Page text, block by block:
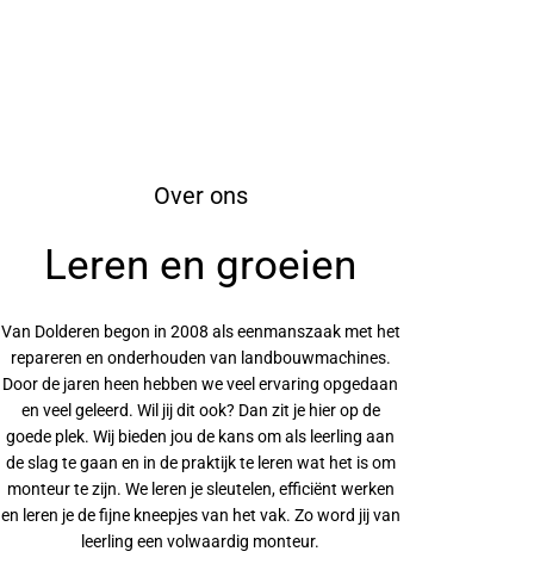
Over ons
Leren en groeien
Van Dolderen begon in 2008 als eenmanszaak met het
repareren en onderhouden van landbouwmachines.
Door de jaren heen hebben we veel ervaring opgedaan
en veel geleerd. Wil jij dit ook? Dan zit je hier op de
goede plek. Wij bieden jou de kans om als leerling aan
de slag te gaan en in de praktijk te leren wat het is om
monteur te zijn. We leren je sleutelen, efficiënt werken
en leren je de fijne kneepjes van het vak. Zo word jij van
leerling een volwaardig monteur.